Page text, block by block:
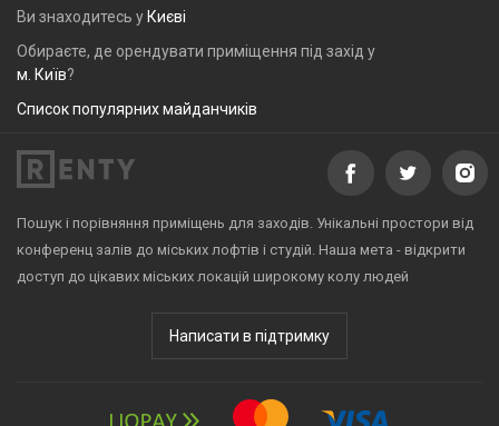
Ви знаходитесь у Києві
Обираєте, де орендувати приміщення під захід у
м. Київ?
Список популярних майданчиків
Пошук і порівняння приміщень для заходів. Унікальні простори від
конференц залів до міських лофтів і студій. Наша мета - відкрити
доступ до цікавих міських локацій широкому колу людей
Написати в підтримку